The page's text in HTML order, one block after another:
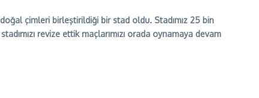
çimleri birleştirildiği bir stad oldu. Stadımız 25 bin
revize ettik maçlarımızı orada oynamaya devam